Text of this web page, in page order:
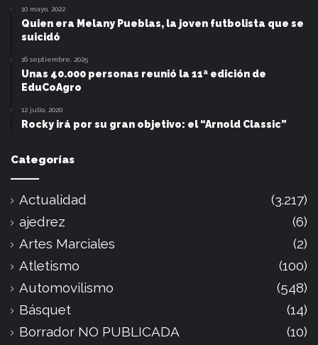
10 mayo, 2022
Quien era Melany Pueblas, la joven futbolista que se
suicidó
16 septiembre, 2025
Unas 40.000 personas reunió la 11ª edición de
EduCoAgro
12 julio, 2020
Rocky irá por su gran objetivo: el “Arnold Classic”
Categorías
Actualidad
(3.217)
ajedrez
(6)
Artes Marciales
(2)
Atletismo
(100)
Automovilismo
(548)
Básquet
(14)
Borrador NO PUBLICADA
(10)